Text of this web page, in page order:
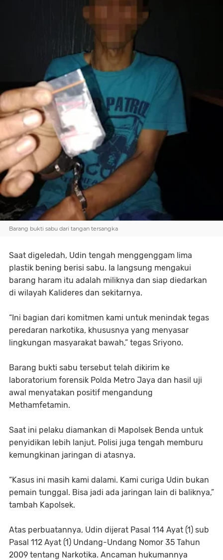
Barang bukti sabu dari tangan tersangka
Saat digeledah, Udin tengah menggenggam lima
plastik bening berisi sabu. Ia langsung mengakui
barang haram itu adalah miliknya dan siap diedarkan
di wilayah Kalideres dan sekitarnya.
“Ini bagian dari komitmen kami untuk menindak tegas
peredaran narkotika, khususnya yang menyasar
lingkungan masyarakat bawah,” tegas Sriyono.
Barang bukti sabu tersebut telah dikirim ke
laboratorium forensik Polda Metro Jaya dan hasil uji
awal menyatakan positif mengandung
Methamfetamin.
Saat ini pelaku diamankan di Mapolsek Benda untuk
penyidikan lebih lanjut. Polisi juga tengah memburu
kemungkinan jaringan di atasnya.
“Kasus ini masih kami dalami. Kami curiga Udin bukan
pemain tunggal. Bisa jadi ada jaringan lain di baliknya,”
tambah Kapolsek.
Atas perbuatannya, Udin dijerat Pasal 114 Ayat (1) sub
Pasal 112 Ayat (1) Undang-Undang Nomor 35 Tahun
2009 tentang Narkotika. Ancaman hukumannya